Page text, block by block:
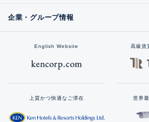
企業・グループ情報
English Website 高級賃
上質かつ快適なご滞在 世界